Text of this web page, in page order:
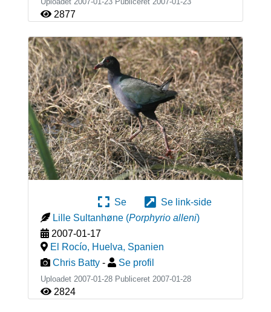
2877
Se
Se link-side
Lille Sultanhøne (Porphyrio alleni)
2007-01-17
El Rocío, Huelva, Spanien
Chris Batty - Se profil
Uploadet 2007-01-28 Publiceret 2007-01-28
2824